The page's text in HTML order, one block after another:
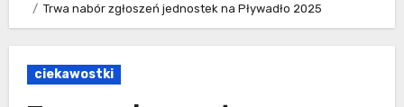
Trwa nabór zgłoszeń jednostek na Pływadło 2025
ciekawostki